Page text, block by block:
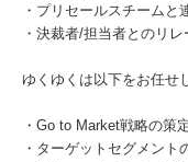
・プリセールスチーム
・決裁者/担当者とのリ
ゆくゆくは以下をお任せ
・Go to Market戦略の策
・ターゲットセグメント